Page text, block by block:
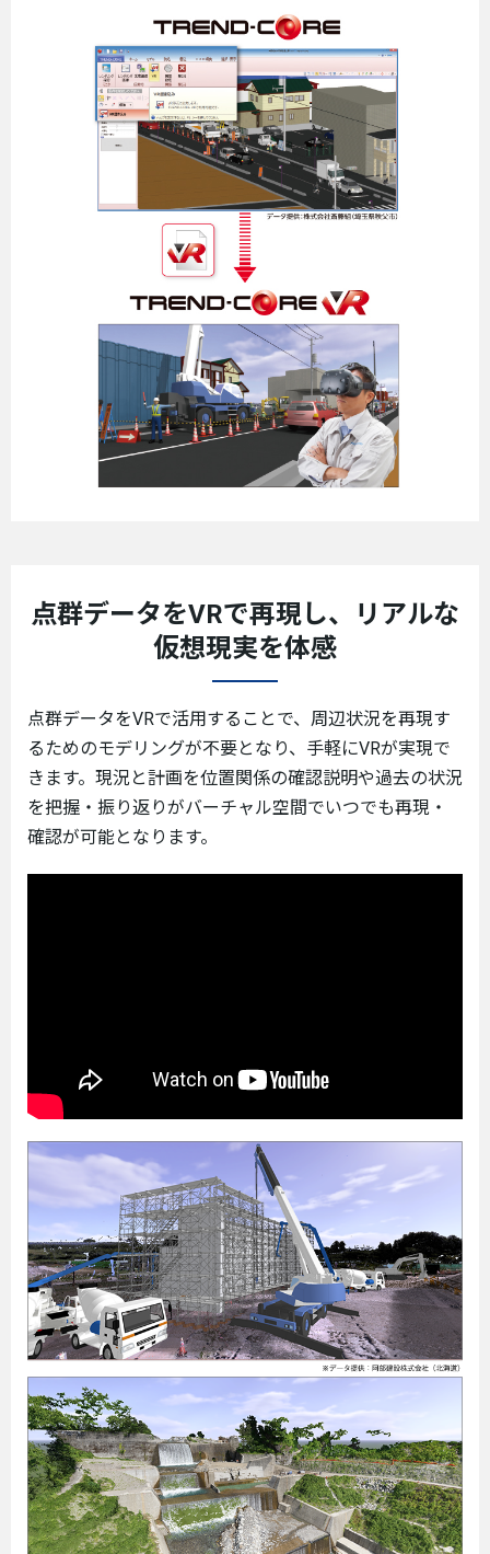
点群データをVRで再現し、リアルな
仮想現実を体感
点群データをVRで活用することで、周辺状況を再現す
るためのモデリングが不要となり、手軽にVRが実現で
きます。現況と計画を位置関係の確認説明や過去の状況
を把握・振り返りがバーチャル空間でいつでも再現・
確認が可能となります。